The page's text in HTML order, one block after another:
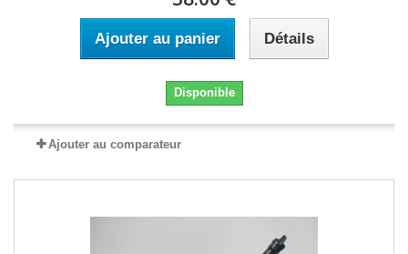
Ajouter au panier Détails
Disponible
Ajouter au comparateur